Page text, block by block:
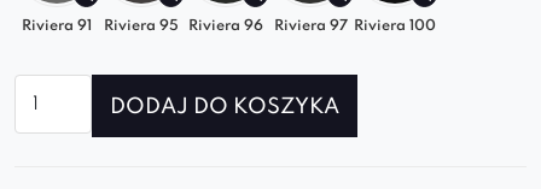
Riviera 91 Riviera 95 Riviera 96 Riviera 97 Riviera 100
Krzesło
DODAJ DO KOSZYKA